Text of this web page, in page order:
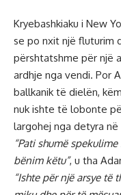
Kryebashkiaku i New
se po nxit një fluturim
përshtatshme për një
ardhje nga vendi. Por
ballkanik të dielën,
nuk ishte të lobonte
largohej nga detyra
“Pati shumë
bënim këtu”, u tha
“Ishte për një arsye të